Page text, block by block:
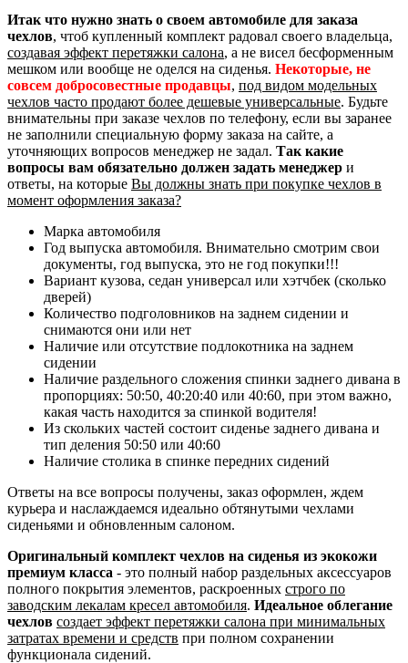
Итак что нужно знать о своем автомобиле для заказа
чехлов, чтоб купленный комплект радовал своего владельца,
создавая эффект перетяжки салона, а не висел бесформенным
мешком или вообще не оделся на сиденья. Некоторые, не
совсем добросовестные продавцы, под видом модельных
чехлов часто продают более дешевые универсальные. Будьте
внимательны при заказе чехлов по телефону, если вы заранее
не заполнили специальную форму заказа на сайте, а
уточняющих вопросов менеджер не задал. Так какие
вопросы вам обязательно должен задать менеджер и
ответы, на которые Вы должны знать при покупке чехлов в
момент оформления заказа?
Марка автомобиля
Год выпуска автомобиля. Внимательно смотрим свои
документы, год выпуска, это не год покупки!!!
Вариант кузова, седан универсал или хэтчбек (сколько
дверей)
Количество подголовников на заднем сидении и
снимаются они или нет
Наличие или отсутствие подлокотника на заднем
сидении
Наличие раздельного сложения спинки заднего дивана в
пропорциях: 50:50, 40:20:40 или 40:60, при этом важно,
какая часть находится за спинкой водителя!
Из скольких частей состоит сиденье заднего дивана и
тип деления 50:50 или 40:60
Наличие столика в спинке передних сидений
Ответы на все вопросы получены, заказ оформлен, ждем
курьера и наслаждаемся идеально обтянутыми чехлами
сиденьями и обновленным салоном.
Оригинальный комплект чехлов на сиденья из экокожи
премиум класса - это полный набор раздельных аксессуаров
полного покрытия элементов, раскроенных строго по
заводским лекалам кресел автомобиля. Идеальное облегание
чехлов создает эффект перетяжки салона при минимальных
затратах времени и средств при полном сохранении
функционала сидений.